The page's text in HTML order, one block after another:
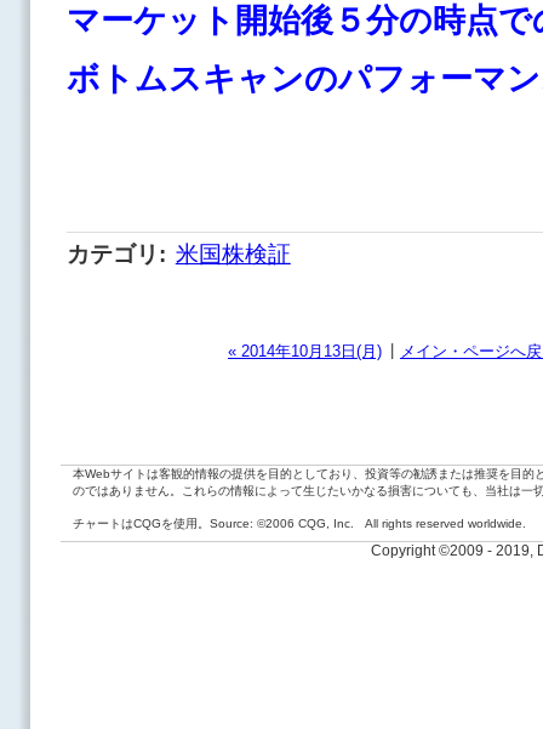
マーケット開始後５分の時点で
ボトムスキャンのパフォーマ
カテゴリ : 米国株検証
« 2014年10月13日(月) メイン・ページへ
本Webサイトは客観的情報の提供を目的としており、投資等の勧誘または推奨を目
のではありません。これらの情報によって生じたいかなる損害についても、当社は一
チャートはCQGを使用。Source: ©2006 CQG, Inc. All rights reserved worldwide.
Copyright ©2009 - 2019,